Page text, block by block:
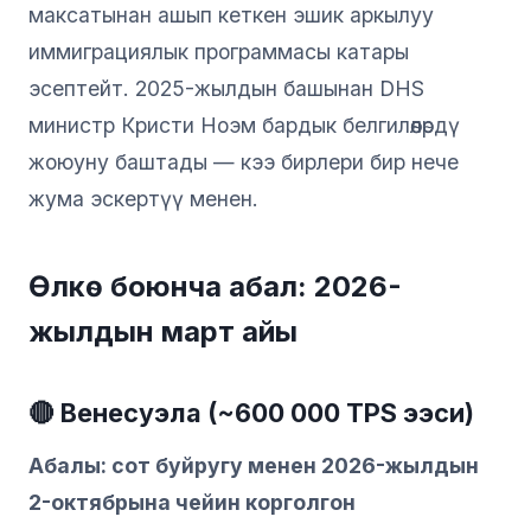
максатынан ашып кеткен эшик аркылуу
иммиграциялык программасы катары
эсептейт. 2025-жылдын башынан DHS
министр Кристи Ноэм бардык белгилөөлөрдү
жоюуну баштады — кээ бирлери бир нече
жума эскертүү менен.
Өлкө боюнча абал: 2026-
жылдын март айы
🔴 Венесуэла (~600 000 TPS ээси)
Абалы: сот буйругу менен 2026-жылдын
2-октябрына чейин корголгон